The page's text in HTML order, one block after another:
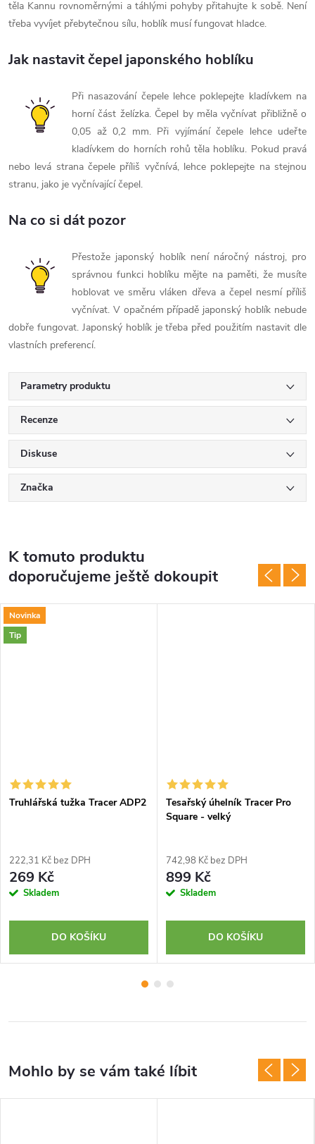
těla Kannu rovnoměrnými a táhlými pohyby přitahujte k sobě. Není
třeba vyvíjet přebytečnou sílu, hoblík musí fungovat hladce.
Jak nastavit čepel japonského hoblíku
Při nasazování čepele lehce poklepejte kladívkem na
horní část želízka. Čepel by měla vyčnívat přibližně o
0,05 až 0,2 mm. Při vyjímání čepele lehce udeřte
kladívkem do horních rohů těla hoblíku. Pokud pravá
nebo levá strana čepele příliš vyčnívá, lehce poklepejte na stejnou
stranu, jako je vyčnívající čepel.
Na co si dát pozor
Přestože japonský hoblík není náročný nástroj, pro
správnou funkci hoblíku mějte na paměti, že musíte
hoblovat ve směru vláken dřeva a čepel nesmí příliš
vyčnívat. V opačném případě japonský hoblík nebude
dobře fungovat. Japonský hoblík je třeba před použitím nastavit dle
vlastních preferencí.
Parametry produktu
Recenze
Diskuse
Značka
K tomuto produktu
doporučujeme ještě dokoupit
Novinka
Tip
Truhlářská tužka Tracer ADP2
222,31 Kč bez DPH
269 Kč
Skladem
DO KOŠÍKU
Tesařský úhelník Tracer Pro
Square - velký
742,98 Kč bez DPH
899 Kč
Skladem
DO KOŠÍKU